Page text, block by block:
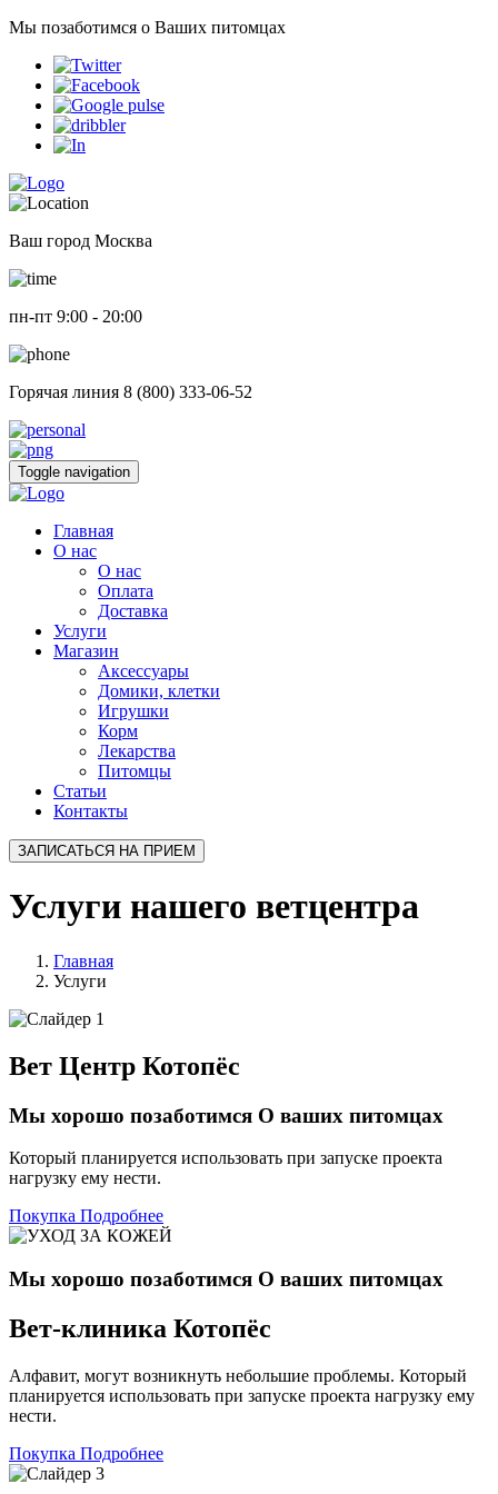
Мы позаботимся о Ваших питомцах
Ваш город Москва
пн-пт 9:00 - 20:00
Горячая линия 8 (800) 333-06-52
Toggle navigation
Главная
О нас
О нас
Оплата
Доставка
Услуги
Магазин
Аксессуары
Домики, клетки
Игрушки
Корм
Лекарства
Питомцы
Статьи
Контакты
ЗАПИСАТЬСЯ НА ПРИЕМ
Услуги нашего ветцентра
Главная
Услуги
Вет Центр Котопёс
Мы хорошо позаботимся О ваших питомцах
Который планируется использовать при запуске проекта
нагрузку ему нести.
Покупка Подробнее
Мы хорошо позаботимся О ваших питомцах
Вет-клиника Котопёс
Алфавит, могут возникнуть небольшие проблемы. Который
планируется использовать при запуске проекта нагрузку ему
нести.
Покупка Подробнее